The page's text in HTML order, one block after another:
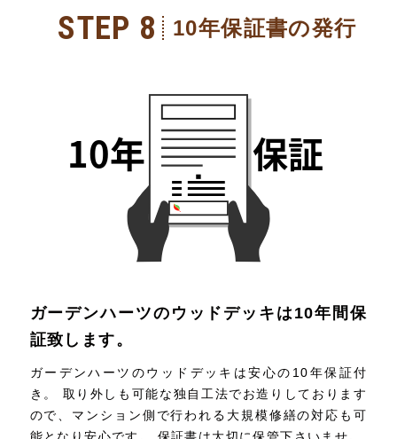
STEP 8 10年保証書の発行
ガーデンハーツのウッドデッキは10年間保
証致します。
ガーデンハーツのウッドデッキは安心の10年保証付
き。 取り外しも可能な独自工法でお造りしております
ので、マンション側で行われる大規模修繕の対応も可